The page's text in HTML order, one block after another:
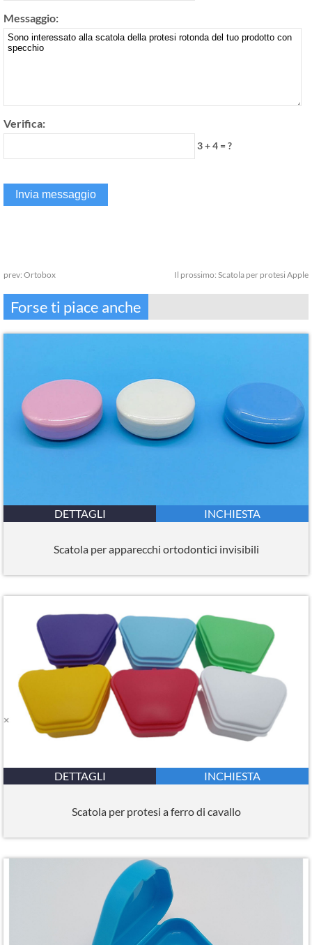
Messaggio:
Verifica:
3 + 4 = ?
prev: Ortobox Il prossimo: Scatola per protesi Apple
Forse ti piace anche
DETTAGLI INCHIESTA
Scatola per apparecchi ortodontici invisibili
DETTAGLI INCHIESTA
Scatola per protesi a ferro di cavallo